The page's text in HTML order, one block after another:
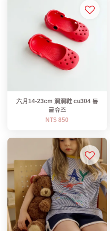
六月14-23cm 洞洞鞋 cu304 동
글슈즈
NT$ 850